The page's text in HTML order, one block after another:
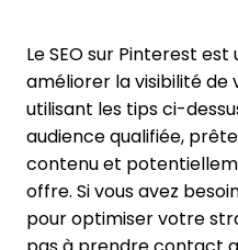
Le SEO sur Pinterest
améliorer la visibilité de
utilisant les tips ci-
audience qualifiée,
contenu et
offre. Si vous avez
pour optimiser votre